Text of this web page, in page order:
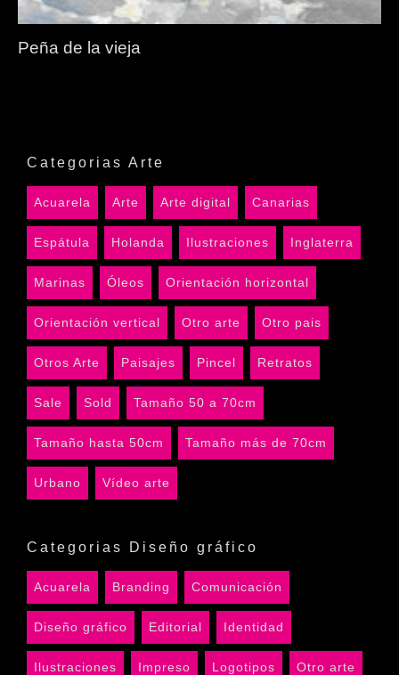
Peña de la vieja
Categorias Arte
Acuarela Arte Arte digital Canarias
Espátula Holanda Ilustraciones Inglaterra
Marinas Óleos Orientación horizontal
Orientación vertical Otro arte Otro pais
Otros Arte Paisajes Pincel Retratos
Sale Sold Tamaño 50 a 70cm
Tamaño hasta 50cm Tamaño más de 70cm
Urbano Vídeo arte
Categorias Diseño gráfico
Acuarela Branding Comunicación
Diseño gráfico Editorial Identidad
Ilustraciones Impreso Logotipos Otro arte